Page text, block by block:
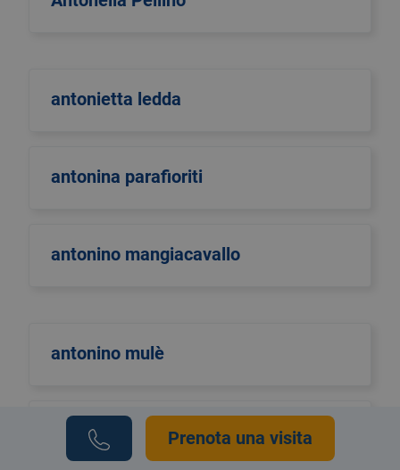
antonietta ledda
antonina parafioriti
antonino mangiacavallo
antonino mulè
antonio di maggioPrenota una visita